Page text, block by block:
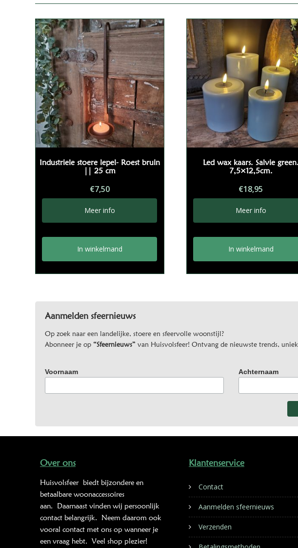
Industriele stoere lepel- Roest bruin
|| 25 cm
€7,50
Meer info
In winkelmand
Led wax kaars. Salvie green.
7,5×12,5cm.
€18,95
Meer info
In winkelmand
Aanmelden sfeernieuws
Op zoek naar een landelijke, stoere en sfeervolle woonstijl?
Abonneer je op “Sfeernieuws” van Huisvolsfeer! Ontvang de nieuwste trends,
Voornaam Achternaam
Over ons
Huisvolsfeer biedt bijzondere en
betaalbare woonaccessoires
aan. Daarnaast vinden wij persoonlijk
contact belangrijk. Neem daarom ook
vooral contact met ons op wanneer je
een vraag hebt. Veel shop plezier!
Klantenservice
Contact
Aanmelden sfeernieuws
Verzenden